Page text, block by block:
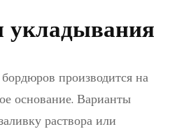
укладывания
производится на
основание. Варианты
раствора или